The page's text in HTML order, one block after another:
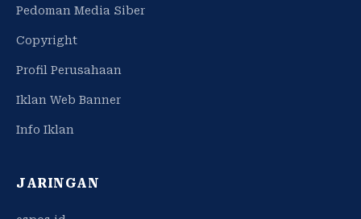
Pedoman Media Siber
Copyright
Profil Perusahaan
Iklan Web Banner
Info Iklan
JARINGAN